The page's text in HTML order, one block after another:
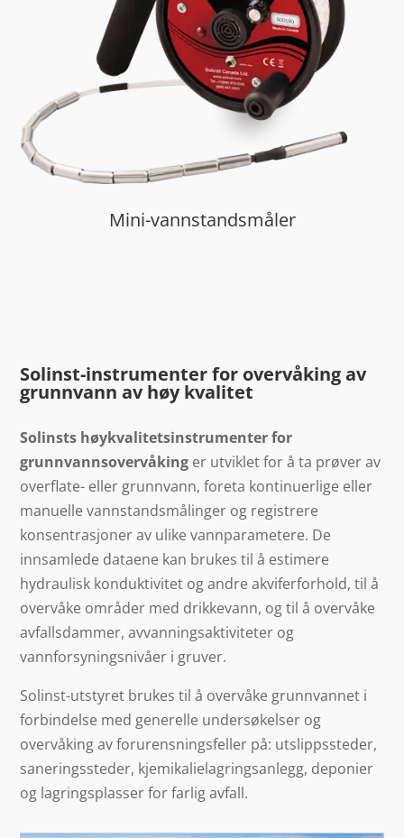
Mini-vannstandsmåler
Solinst-instrumenter for overvåking av
grunnvann av høy kvalitet
Solinsts høykvalitetsinstrumenter for
grunnvannsovervåking er utviklet for å ta prøver av
overflate- eller grunnvann, foreta kontinuerlige eller
manuelle vannstandsmålinger og registrere
konsentrasjoner av ulike vannparametere. De
innsamlede dataene kan brukes til å estimere
hydraulisk konduktivitet og andre akviferforhold, til å
overvåke områder med drikkevann, og til å overvåke
avfallsdammer, avvanningsaktiviteter og
vannforsyningsnivåer i gruver.
Solinst-utstyret brukes til å overvåke grunnvannet i
forbindelse med generelle undersøkelser og
overvåking av forurensningsfeller på: utslippssteder,
saneringssteder, kjemikalielagringsanlegg, deponier
og lagringsplasser for farlig avfall.